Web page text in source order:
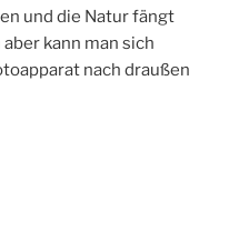
und die Natur fängt
kann man sich
nach draußen